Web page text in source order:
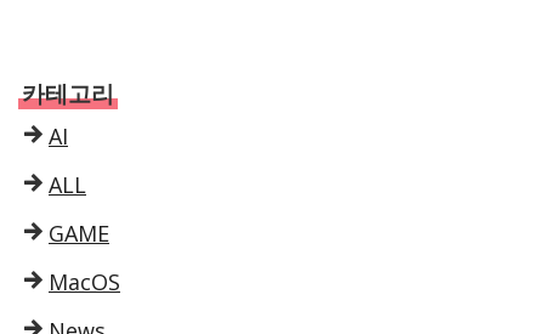
카테고리
AI
ALL
GAME
MacOS